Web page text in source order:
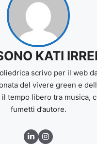
KATI
scrivo per il web
del vivere green e
tempo libero tra musica,
fumetti d’autore.